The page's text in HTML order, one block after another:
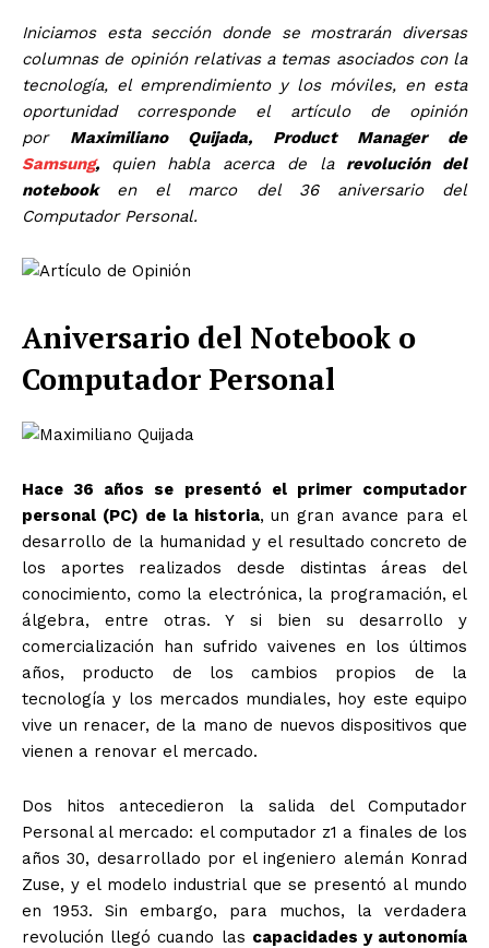
Iniciamos esta sección donde se mostrarán diversas
columnas de opinión relativas a temas asociados con la
tecnología, el emprendimiento y los móviles, en esta
oportunidad corresponde el artículo de opinión
por Maximiliano Quijada, Product Manager de
Samsung, quien habla acerca de la revolución del
notebooken el marco del 36 aniversario del
Computador Personal.
Aniversario del Notebook o
Computador Personal
Hace 36 años se presentó el primer computador
personal (PC) de la historia, un gran avance para el
desarrollo de la humanidad y el resultado concreto de
los aportes realizados desde distintas áreas del
conocimiento, como la electrónica, la programación, el
álgebra, entre otras. Y si bien su desarrollo y
comercialización han sufrido vaivenes en los últimos
años, producto de los cambios propios de la
tecnología y los mercados mundiales, hoy este equipo
vive un renacer, de la mano de nuevos dispositivos que
vienen a renovar el mercado.
Dos hitos antecedieron la salida del Computador
Personal al mercado: el computador z1 a finales de los
años 30, desarrollado por el ingeniero alemán Konrad
Zuse, y el modelo industrial que se presentó al mundo
en 1953. Sin embargo, para muchos, la verdadera
revolución llegó cuando las capacidades y autonomía